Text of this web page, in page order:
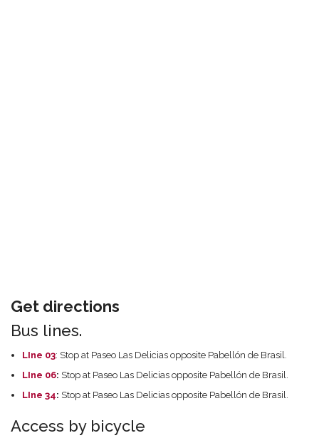
Get directions
Bus lines.
LIne 03: Stop at Paseo Las Delicias opposite Pabellón de Brasil.
LIne 06: Stop at Paseo Las Delicias opposite Pabellón de Brasil.
LIne 34: Stop at Paseo Las Delicias opposite Pabellón de Brasil.
Access by bicycle